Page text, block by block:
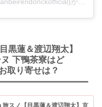
Walter Van Beirendonck(@waltervanbeirendonckofficial)がシェアした投稿
黒蓮＆渡辺翔太】
下鴨茶寮はど
取り寄せは？